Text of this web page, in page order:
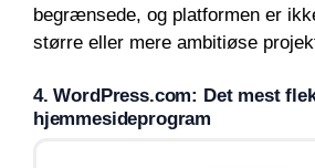
begrænsede, og platformen er
større eller mere ambitiøse
4. WordPress.com: Det mest
hjemmesideprogram